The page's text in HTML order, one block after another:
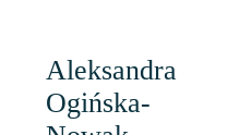
Aleksandra
Ogińska-